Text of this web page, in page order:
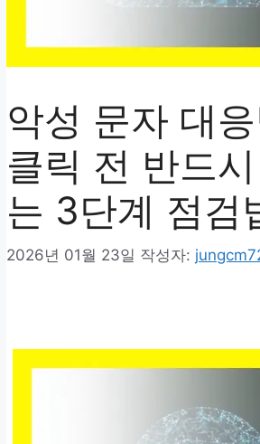
악성 문자 대
클릭 전 반드
는 3단계 점검
2026년 01월 23일 작성자: